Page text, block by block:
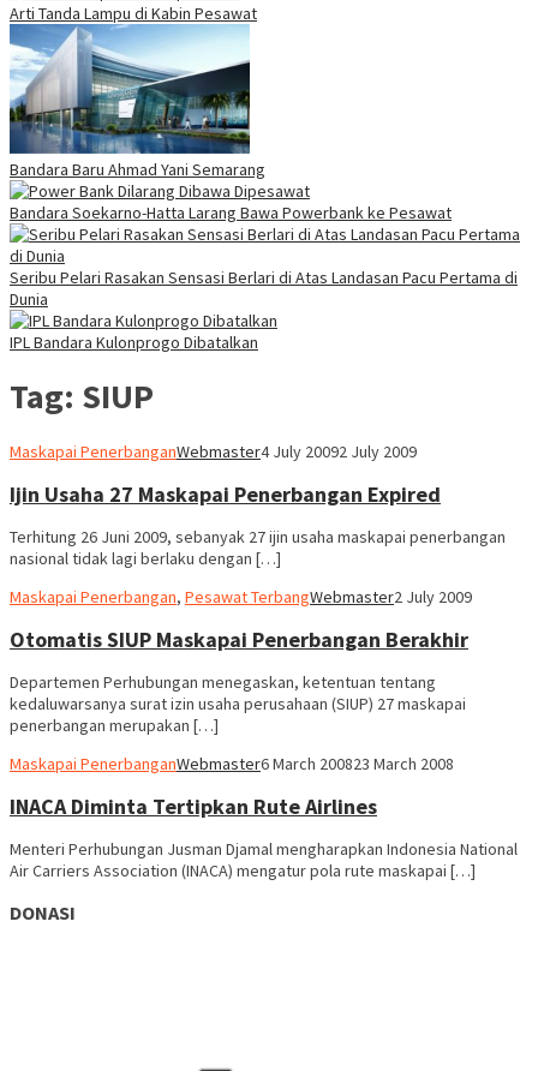
Arti Tanda Lampu di Kabin Pesawat
Bandara Baru Ahmad Yani Semarang
Bandara Soekarno-Hatta Larang Bawa Powerbank ke Pesawat
Seribu Pelari Rasakan Sensasi Berlari di Atas Landasan Pacu Pertama di
Dunia
IPL Bandara Kulonprogo Dibatalkan
Tag: SIUP
Maskapai PenerbanganWebmaster4 July 20092 July 2009
Ijin Usaha 27 Maskapai Penerbangan Expired
Terhitung 26 Juni 2009, sebanyak 27 ijin usaha maskapai penerbangan
nasional tidak lagi berlaku dengan […]
Maskapai Penerbangan, Pesawat TerbangWebmaster2 July 2009
Otomatis SIUP Maskapai Penerbangan Berakhir
Departemen Perhubungan menegaskan, ketentuan tentang
kedaluwarsanya surat izin usaha perusahaan (SIUP) 27 maskapai
penerbangan merupakan […]
Maskapai PenerbanganWebmaster6 March 200823 March 2008
INACA Diminta Tertipkan Rute Airlines
Menteri Perhubungan Jusman Djamal mengharapkan Indonesia National
Air Carriers Association (INACA) mengatur pola rute maskapai […]
DONASI